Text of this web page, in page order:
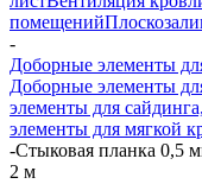
помещений
-
Доборные элементы
Доборные элементы
элементы для
элементы для мягкой
-Стыковая планка 0,5
2 м